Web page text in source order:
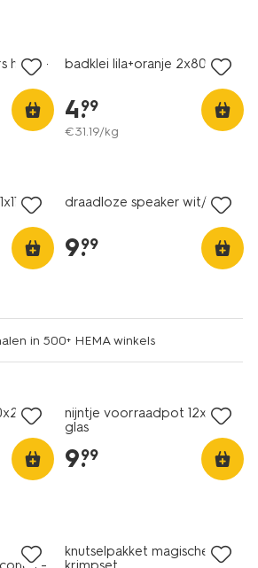
hout -
badklei lila+oranje 2x80g
4.
99
€31.19/kg
draadloze speaker wit/roze
9.
99
in 500+ HEMA winkels
nijntje voorraadpot 12x19cm
glas
9.
99
knutselpakket magische